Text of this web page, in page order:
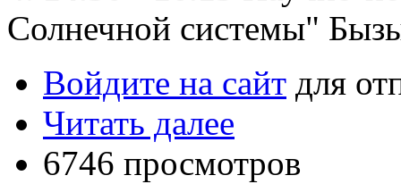
Солнечной системы"
Войдите на сайт для
Читать далее
6746 просмотров